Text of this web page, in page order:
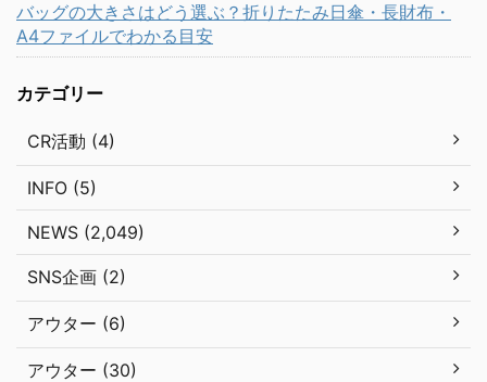
バッグの大きさはどう選ぶ？折りたたみ日傘・長財布・
A4ファイルでわかる目安
カテゴリー
CR活動 (4)
INFO (5)
NEWS (2,049)
SNS企画 (2)
アウター (6)
アウター (30)